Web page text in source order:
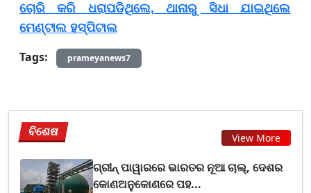
ଚୋରି କରି ଧରାପଡିଥିଲେ, ଥାନାରୁ ସିଧା ଯାଇଥିଲେ
ମେଣ୍ଟାଲ ହସ୍ପିଟାଲ
Tags: prameyanews7
ବିଶେଷ View More
ଗ୍ରୀନ୍ ପାୱାରରେ ଭାରତର ନୂଆ ଚାଲ୍, ଦେଶର
କୋଣଅନୁକୋଣରେ ପହ...